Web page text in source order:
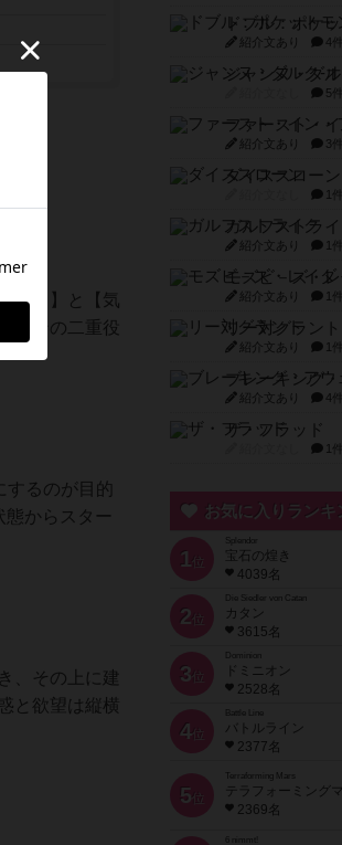
ント】と【気
ョンの二重役
するのが目的
からスター
、その上に建
と欲望は縦横
紹介文あり 4
5
紹介文あり 3
ダイススローン
1
ガルフストライ
紹介文あり 1
モズビ－ズ・
紹介文あり 1
リー対グラント
紹介文あり 1
ブレーキング
紹介文あり 4
ザ・フラッド
1
お気に入りランキ
1 位
宝石の煌き
4039名
2 位
Die Siedler von Catan
カタン
3615名
3 位
ドミニオン
2528名
4位
Battle Line
バトルライン
2377名
5 位
Terraforming Mars
テラフォーミング
2369名